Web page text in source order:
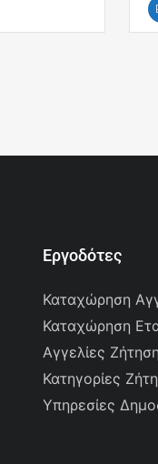
Εργοδότες
Καταχώρηση
Καταχώρηση
Αγγελίες
Κατηγορίες
Υπηρεσίες